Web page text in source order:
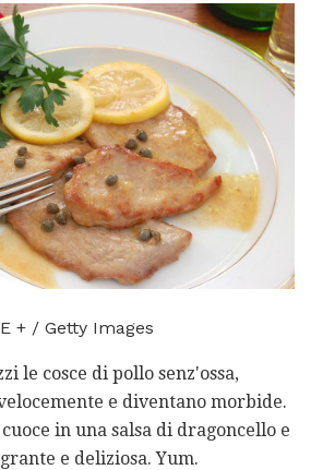
+ / Getty Images
le cosce di pollo senz'ossa,
e diventano morbide.
in una salsa di dragoncello e
e deliziosa. Yum.